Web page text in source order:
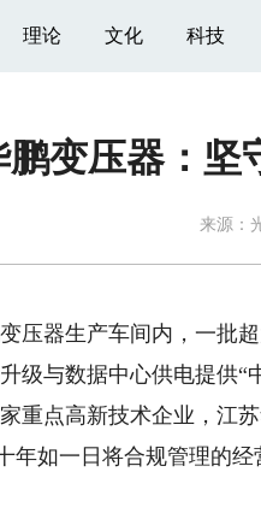
理论 文化 科技
鹏变压器：坚
来源：
器生产车间内，一批超
级与数据中心供电提供“
点高新技术企业，江苏
年如一日将合规管理的